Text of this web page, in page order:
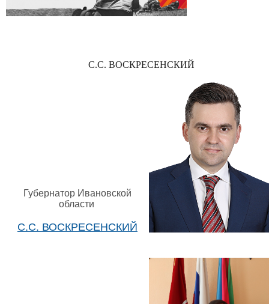
С.С. ВОСКРЕСЕНСКИЙ
Губернатор Ивановской
области
С.С. ВОСКРЕСЕНСКИЙ